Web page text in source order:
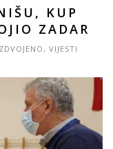
KUP
ZADAR
, VIJESTI